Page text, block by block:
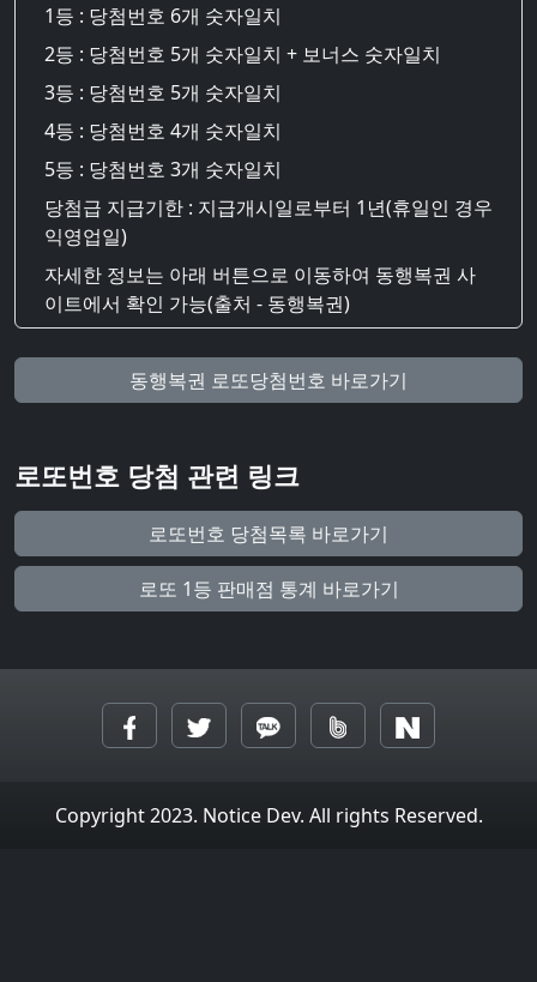
1등 : 당첨번호 6개 숫자일치
2등 : 당첨번호 5개 숫자일치 + 보너스 숫자일치
3등 : 당첨번호 5개 숫자일치
4등 : 당첨번호 4개 숫자일치
5등 : 당첨번호 3개 숫자일치
당첨급 지급기한 : 지급개시일로부터 1년(휴일인 경우
익영업일)
자세한 정보는 아래 버튼으로 이동하여 동행복권 사
이트에서 확인 가능(출처 - 동행복권)
동행복권 로또당첨번호 바로가기
로또번호 당첨 관련 링크
로또번호 당첨목록 바로가기
로또 1등 판매점 통계 바로가기
Copyright 2023. Notice Dev. All rights Reserved.